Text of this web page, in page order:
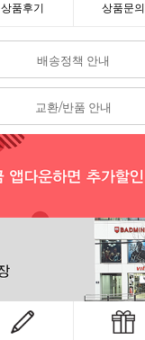
상품후기 상품문의
배송정책 안내
교환/반품 안내